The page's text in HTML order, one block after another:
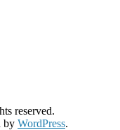
reserved.
by WordPress.